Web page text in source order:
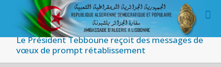
Le Président Tebboune reçoit des messages de
vœux de prompt rétablissement